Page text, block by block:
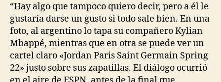
“Hay algo que tampoco quiero decir, pero a él le
gustaría darse un gusto si todo sale bien. En una
foto, al argentino lo tapa su compañero Kylian
Mbappé, mientras que en otra se puede ver un
cartel claro «Jordan Paris Saint Germain Spring
22» justo sobre sus zapatillas. El diálogo ocurrió